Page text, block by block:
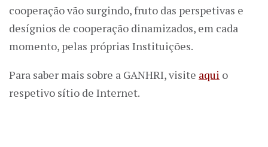
cooperação vão surgindo, fruto das perspetivas e
desígnios de cooperação dinamizados, em cada
momento, pelas próprias Instituições.
Para saber mais sobre a GANHRI, visite aqui o
respetivo sítio de Internet.